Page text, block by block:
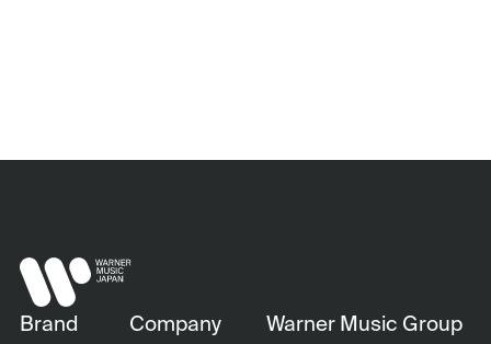
Brand Company Warner Music Group